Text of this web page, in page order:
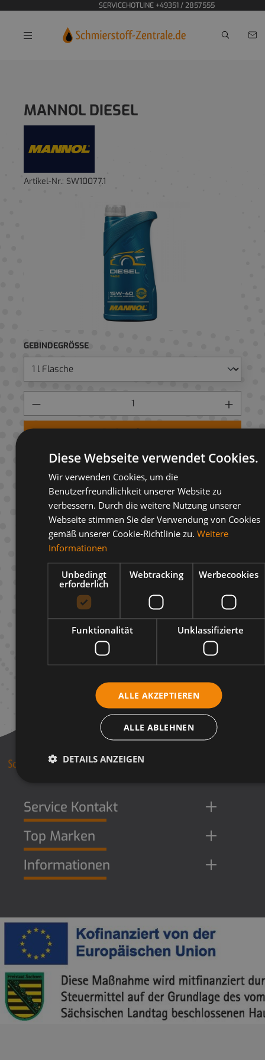
SERVICEHOTLINE +49351 / 2857555
MANNOL DIESEL
Artikel-Nr.: SW10077.1
GEBINDEGRÖSSE
Preis anfragen
AUF ANFRAGELISTE
Beschreibung
Infos zum Hersteller
Service Kontakt
Top Marken
Informationen
Diese Webseite verwendet Cookies.
Wir verwenden Cookies, um die
Benutzerfreundlichkeit unserer Website zu
verbessern. Durch die weitere Nutzung unserer
Webseite stimmen Sie der Verwendung von Cookies
gemäß unserer Cookie-Richtlinie zu. Weitere
Informationen
Unbedingt
erforderlich
Webtracking Werbecookies
Funktionalität Unklassifizierte
ALLE AKZEPTIEREN
ALLE ABLEHNEN
DETAILS ANZEIGEN